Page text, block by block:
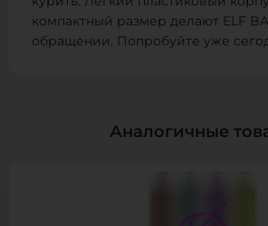
компактный размер делают ELF
обращении. Попробуйте уже
Аналогичные